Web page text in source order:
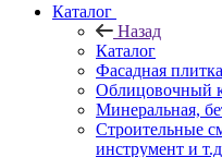
Каталог
Назад
Каталог
Фасадная плитка
Облицовочный
Минеральная,
Строительные
инструмент и